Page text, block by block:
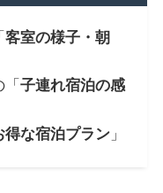
客室の様子・朝
子連れ宿泊の感
得な宿泊プラン」